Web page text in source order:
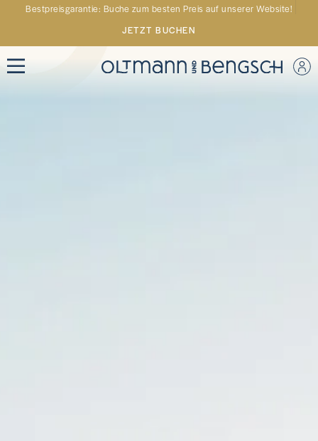
Bestpreisgarantie: Buche zum besten Preis auf unserer Website!
JETZT BUCHEN